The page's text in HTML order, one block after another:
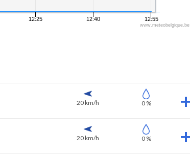
12:25 12:40 12:55
www.meteobelgique.be
20 km/h 0 %
20 km/h 0 %